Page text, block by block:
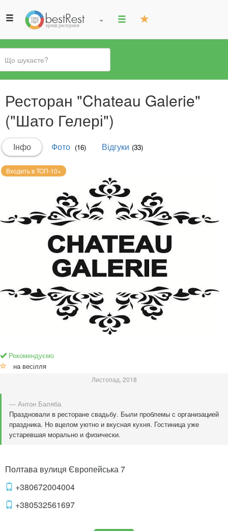
Ви
є
тут
Ресторан "Chateau Galerie"
("Шато Гелері")
Первинні
вкладки
Інфо(активна
вкладка)
Фото (16) Відгуки (33)
Входить в ТОП-10+
Рекомендуємо
на весілля
Листопад, 2018
— Антон Баляба
Праздновали в ресторане свадьбу. Были проблемы с организацией
праздника. Но вцелом уютно и вкусная кухня. Гостиница уже
устаревшая морально и физически.
Полтава вулиця Європейська7
+380672004004
+380532561697